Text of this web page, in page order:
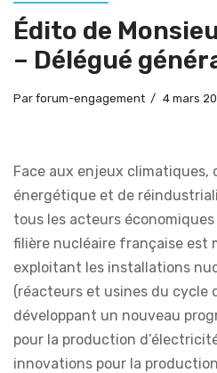
Édito de
– Délégué
Par forum-engagement 4 mars
Face aux enjeux climatiques,
énergétique et de
tous les acteurs
filière nucléaire française est
exploitant les installations
(réacteurs et usines du cycle
développant un nouveau
pour la production
innovations pour la